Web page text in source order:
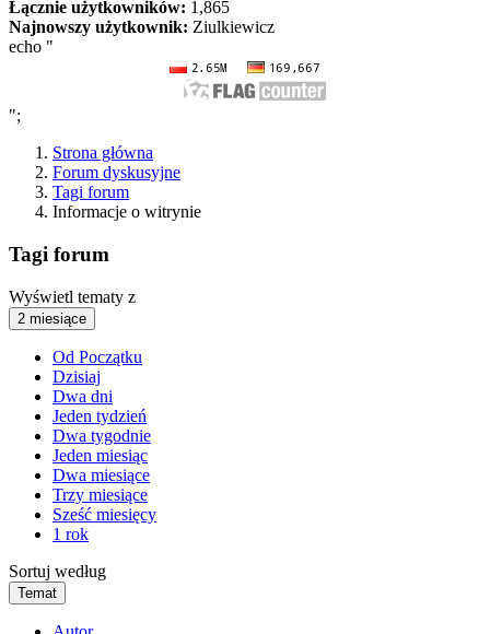
Łącznie użytkowników: 1,865
Najnowszy użytkownik: Ziulkiewicz
echo "
";
Strona główna
Forum dyskusyjne
Tagi forum
Informacje o witrynie
Tagi forum
Wyświetl tematy z
2 miesiące
Od Początku
Dzisiaj
Dwa dni
Jeden tydzień
Dwa tygodnie
Jeden miesiąc
Dwa miesiące
Trzy miesiące
Sześć miesięcy
1 rok
Sortuj według
Temat